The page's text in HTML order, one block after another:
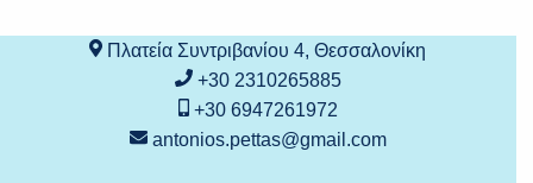
Πλατεία Συντριβανίου 4, Θεσσαλονίκη
+30 2310265885
+30 6947261972
antonios.pettas@gmail.com